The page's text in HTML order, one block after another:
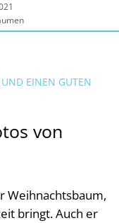
EINEN GUTEN
von
Weihnachtsbaum,
bringt. Auch er